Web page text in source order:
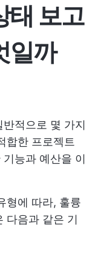
태 보고
일까
적으로 몇 가지
합한 프로젝트
능과 예산을 이
형에 따라, 훌륭
다음과 같은 기